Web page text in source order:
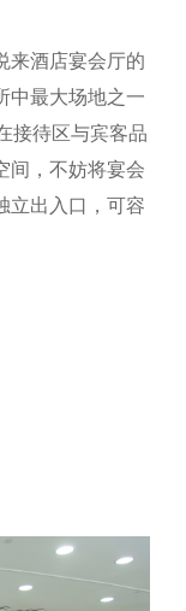
来酒店宴会厅的
中最大场地之一​​
接待区与宾客品
间，不妨将宴会
立出入口，可容